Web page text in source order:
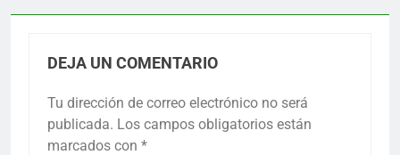
DEJA UN COMENTARIO
Tu dirección de correo electrónico no será
publicada. Los campos obligatorios están
marcados con *